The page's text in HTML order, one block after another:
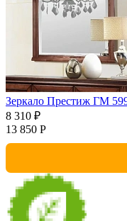
Зеркало Престиж ГМ
8 310 ₽
13 850 Р